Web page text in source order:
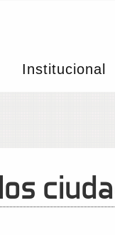
Institucional